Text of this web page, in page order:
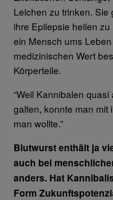
Leichen zu trinken. Sie
ihre Epilepsie heilen
ein Mensch ums
medizinischen Wert
Körperteile.
“Weil Kannibalen
galten, konnte man mit
man wollte.”
Blutwurst enthält ja
auch bei
anders. Hat
Form